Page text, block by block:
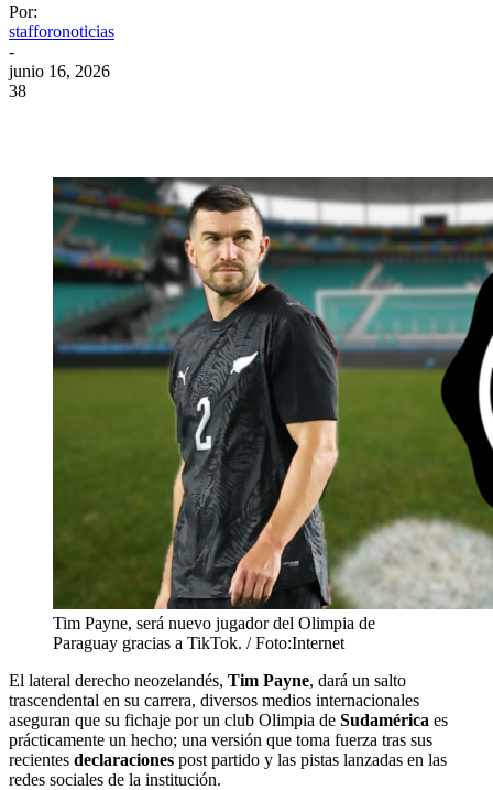
Por:
stafforonoticias
-
junio 16, 2026
38
Tim Payne, será nuevo jugador del Olimpia de
Paraguay gracias a TikTok. / Foto:Internet
El lateral derecho neozelandés, Tim Payne, dará un salto
trascendental en su carrera, diversos medios internacionales
aseguran que su fichaje por un club Olimpia de Sudamérica es
prácticamente un hecho; una versión que toma fuerza tras sus
recientes declaraciones post partido y las pistas lanzadas en las
redes sociales de la institución.